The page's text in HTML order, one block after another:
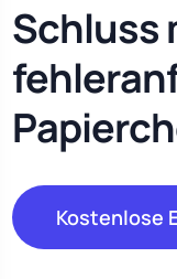
Schluss
Kostenlose